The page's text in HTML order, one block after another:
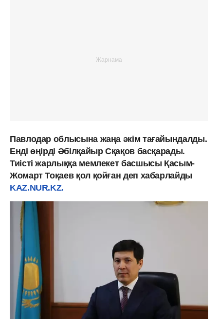
Павлодар облысына жаңа әкім тағайындалды.
Енді өңірді Әбілқайыр Сқақов басқарады.
Тиісті жарлыққа мемлекет басшысы Қасым-
Жомарт Тоқаев қол қойған деп хабарлайды
KAZ.NUR.KZ.